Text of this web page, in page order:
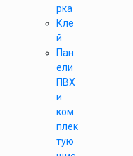
рка
Кле
й
Пан
ели
ПВХ
и
ком
плек
тую